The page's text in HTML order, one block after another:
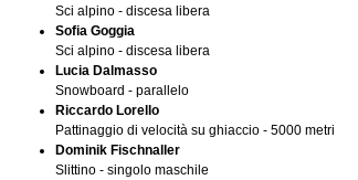
Sci alpino - discesa libera
Sofia Goggia
Sci alpino - discesa libera
Lucia Dalmasso
Snowboard - parallelo
Riccardo Lorello
Pattinaggio di velocità su ghiaccio - 5000 metri
Dominik Fischnaller
Slittino - singolo maschile